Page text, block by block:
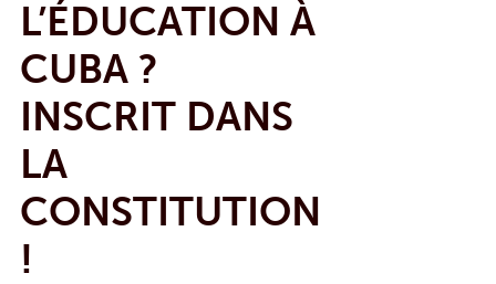
L’ÉDUCATION À
CUBA ?
INSCRIT DANS
LA
CONSTITUTION
!